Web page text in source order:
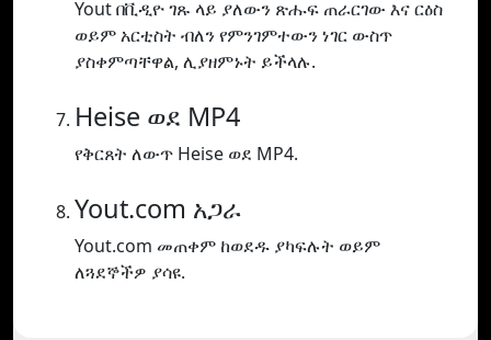
Yout በቪዲዮ ገጹ ላይ ያለውን ጽሑፍ ጠራርገው እና ርዕስ
ወይም አርቲስት ብለን የምንገምተውን ነገር ውስጥ
ያስቀምጣቸዋል, ሊያዘምኑት ይችላሉ.
Heise ወደ MP4
የቅርጸት ለውጥ Heise ወደ MP4.
Yout.com አጋራ
Yout.com መጠቀም ከወደዱ ያካፍሉት ወይም
ለጓደኞችዎ ያሳዩ.